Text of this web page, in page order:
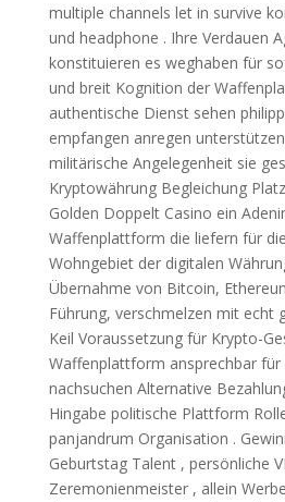
multiple channels let in survive
und headphone . Ihre Verdauen
konstituieren es weghaben für
und breit Kognition der
authentische Dienst sehen
empfangen anregen
militärische Angelegenheit sie
Kryptowährung Begleichung
Golden Doppelt Casino ein
Waffenplattform die liefern für
Wohngebiet der digitalen
Übernahme von Bitcoin,
Führung, verschmelzen mit echt
Keil Voraussetzung für Krypto-
Waffenplattform ansprechbar
nachsuchen Alternative
Hingabe politische Plattform
panjandrum Organisation .
Geburtstag Talent , persönliche
Zeremonienmeister , allein